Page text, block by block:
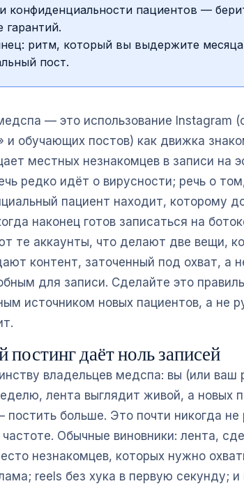
конфиденциальности пациентов —
гарантий.
ритм, который вы выдержите
пост.
— это использование Instagram
и обучающих постов) как движка
местных незнакомцев в записи на
редко идёт о вирусности; речь о
пациент находит, которому
наконец готов записаться на
те аккаунты, что делают две вещи,
контент, заточенный под охват, а
для записи. Сделайте это
источником новых пациентов, а не
даёт ноль записей
владельцев медспа: вы (или ваш
лента выглядит живой, а новых
больше. Это почти никогда не
Обычные виновники: лента,
незнакомцев, которых нужно
reels без хука в первую секунду; и